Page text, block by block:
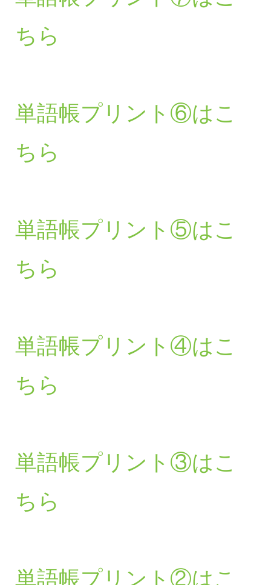
ちら
単語帳プリント⑥はこ
ちら
単語帳プリント⑤はこ
ちら
単語帳プリント④はこ
ちら
単語帳プリント③はこ
ちら
単語帳プリント②はこ